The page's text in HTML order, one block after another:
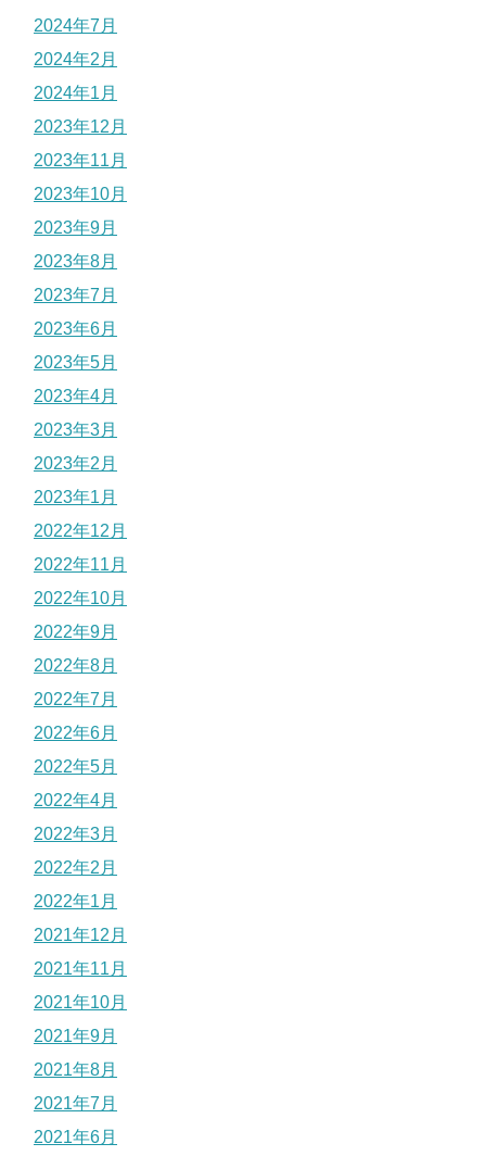
2024年7月
2024年2月
2024年1月
2023年12月
2023年11月
2023年10月
2023年9月
2023年8月
2023年7月
2023年6月
2023年5月
2023年4月
2023年3月
2023年2月
2023年1月
2022年12月
2022年11月
2022年10月
2022年9月
2022年8月
2022年7月
2022年6月
2022年5月
2022年4月
2022年3月
2022年2月
2022年1月
2021年12月
2021年11月
2021年10月
2021年9月
2021年8月
2021年7月
2021年6月